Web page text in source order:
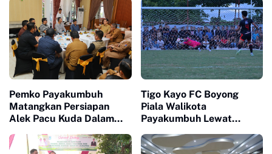
Payakumbuh periode
2026-2030
Pemko Payakumbuh
Matangkan Persiapan
Alek Pacu Kuda Dalam
Tigo Kayo FC Boyong
Piala Walikota
Payakumbuh Lewat